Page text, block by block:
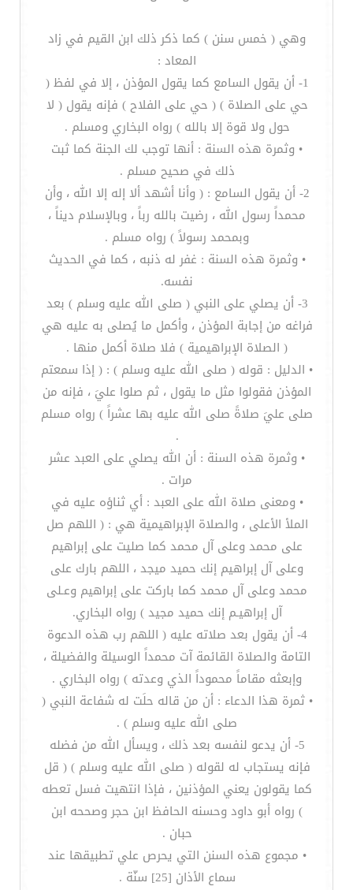
وهي ( خمس سنن ) كما ذكر ذلك ابن القيم في زاد
المعاد :
1- أن يقول السامع كما يقول المؤذن ، إلا في لفظ (
حي على الصلاة ) ( حي على الفلاح ) فإنه يقول ( لا
حول ولا قوة إلا بالله ) رواه البخاري ومسلم .
• وثمرة هذه السنة : أنها توجب لك الجنة كما ثبت
ذلك في صحيح مسلم .
2- أن يقول السامع : ( وأنا أشهد ألا إله إلا الله ، وأن
محمداً رسول الله ، رضيت بالله رباً ، وبالإسلام ديناً ،
وبمحمد رسولاً ) رواه مسلم .
• وثمرة هذه السنة : غفر له ذنبه ، كما في الحديث
نفسه.
3- أن يصلي على النبي ( صلى الله عليه وسلم ) بعد
فراغه من إجابة المؤذن ، وأكمل ما يُصلى به عليه هي
( الصلاة الإبراهيمية ) فلا صلاة أكمل منها .
• الدليل : قوله ( صلى الله عليه وسلم ) : ( إذا سمعتم
المؤذن فقولوا مثل ما يقول ، ثم صلوا عليَ ، فإنه من
صلى عليَ صلاةً صلى الله عليه بها عشراً ) رواه مسلم
.
• وثمرة هذه السنة : أن الله يصلي على العبد عشر
مرات .
• ومعنى صلاة الله على العبد : أي ثناؤه عليه في
الملأ الأعلى ، والصلاة الإبراهيمية هي : ( اللهم صل
على محمد وعلى آل محمد كما صليت على إبراهيم
وعلى آل إبراهيم إنك حميد ميجد ، اللهم بارك على
محمد وعلى آل محمد كما باركت على إبراهيم وعـلى
آل إبراهيـم إنك حميد مجيد ) رواه البخاري.
4- أن يقول بعد صلاته عليه ( اللهم رب هذه الدعوة
التامة والصلاة القائمة آت محمداً الوسيلة والفضيلة ،
وإبعثه مقاماً محموداً الذي وعدته ) رواه البخاري .
• ثمرة هذا الدعاء : أن من قاله حلَت له شفاعة النبي (
صلى الله عليه وسلم ) .
5- أن يدعو لنفسه بعد ذلك ، ويسأل الله من فضله
فإنه يستجاب له لقوله ( صلى الله عليه وسلم ) ( قل
كما يقولون يعني المؤذنين ، فإذا انتهيت فسل تعطه
) رواه أبو داود وحسنه الحافظ ابن حجر وصححه ابن
حبان .
• مجموع هذه السنن التي يحرص علي تطبيقها عند
سماع الأذان [25] سنّة .